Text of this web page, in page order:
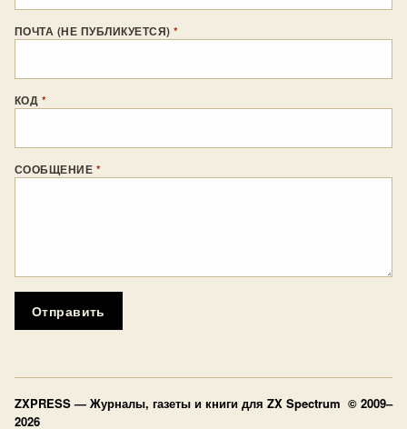
ПОЧТА (НЕ ПУБЛИКУЕТСЯ)*
КОД *
СООБЩЕНИЕ *
Отправить
ZXPRESS — Журналы, газеты и книги для ZX Spectrum © 2009–
2026